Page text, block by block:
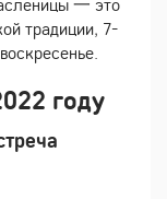
一 это
традиции, 7-
году